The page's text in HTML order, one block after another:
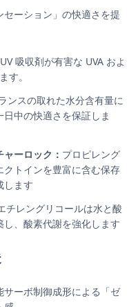
ーション」の快適さを提
吸収剤が有害な UVA およ
す。
ンスの取れた水分含有量に
中の快適さを保証しま
ーロック： プロピレング
クトインを豊富に含む保存
します
チレングリコールは水と酸
、酸素代謝を強化します
サーボ制御成形による「ゼ